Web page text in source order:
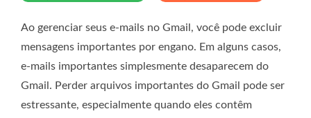
Ao gerenciar seus e-mails no Gmail, você pode excluir
mensagens importantes por engano. Em alguns casos,
e-mails importantes simplesmente desaparecem do
Gmail. Perder arquivos importantes do Gmail pode ser
estressante, especialmente quando eles contêm